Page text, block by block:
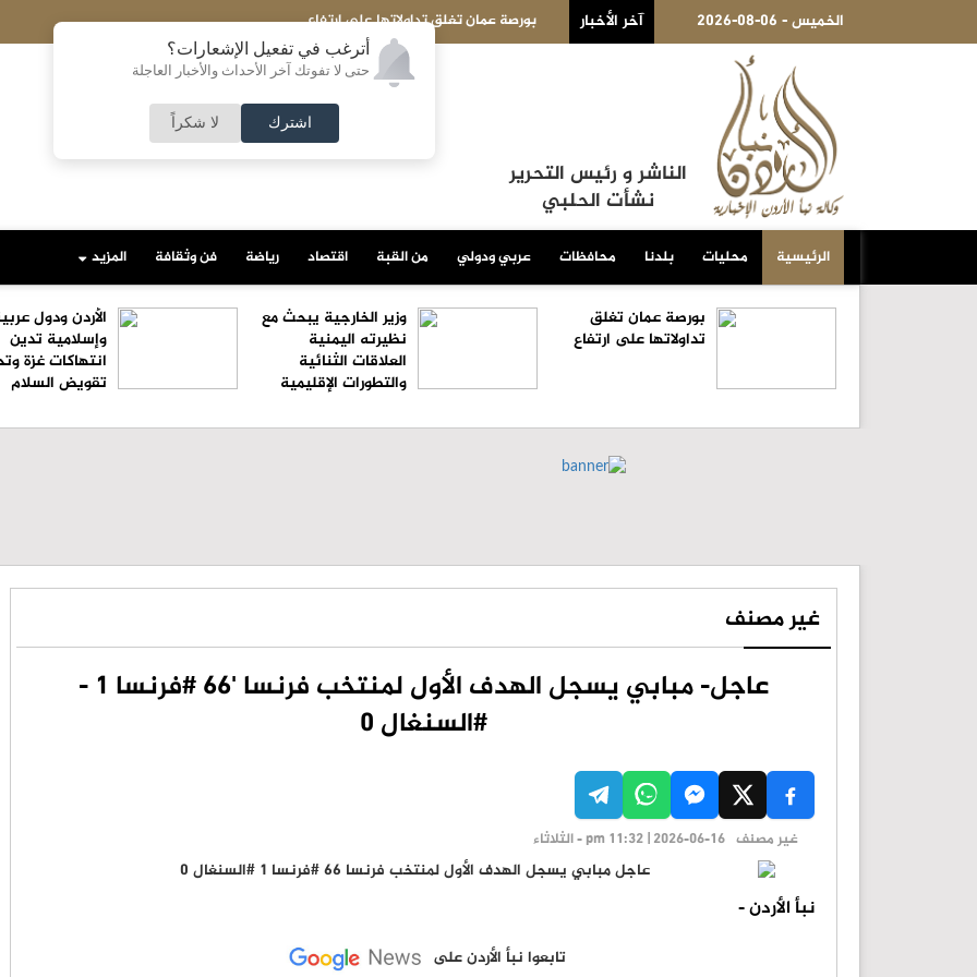
أترغب في تفعيل الإشعارات؟
حتى لا تفوتك آخر الأحداث والأخبار العاجلة
اشترك لا شكراً
2026-08-06 - الخميس آخر الأخبار قرب ميناء أوديسا الأوكراني بورصة عمان تغلق تداولاتها على ارتفاع
الناشر و رئيس التحرير
نشأت الحلبي
الرئيسية محليات بلدنا محافظات عربي ودولي من القبة اقتصاد رياضة فن وثقافة المزيد
بورصة عمان تغلق
تداولاتها على ارتفاع
وزير الخارجية يبحث مع
نظيرته اليمنية
العلاقات الثنائية
والتطورات الإقليمية
الأردن ودول
وإسلامية تدين
انتهاكات غزة
تقويض السلام
غير مصنف
عاجل- مبابي يسجل الهدف الأول لمنتخب فرنسا '66 #فرنسا 1 -
#السنغال 0
غير مصنف pm 11:32 | 2026-06-16 - الثلاثاء
نبأ الأردن -
تابعوا نبأ الأردن على